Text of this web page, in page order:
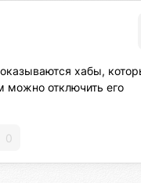
хабы,
можно отключить его
0